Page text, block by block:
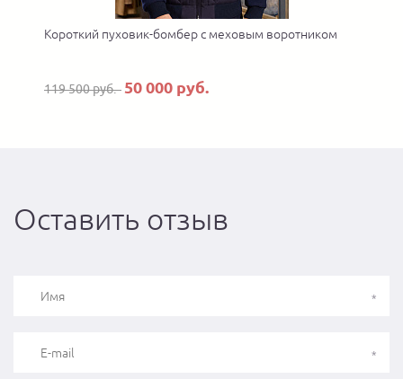
Короткий пуховик-бомбер с меховым воротником
119 500 руб. 50 000 руб.
Оставить отзыв